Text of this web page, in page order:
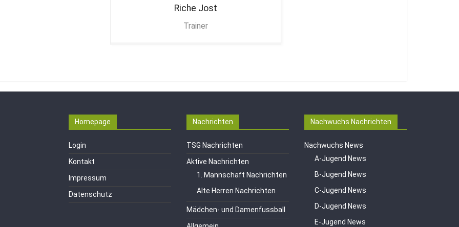
Riche Jost
Trainer
Homepage
Login
Kontakt
Impressum
Datenschutz
Nachrichten
TSG Nachrichten
Aktive Nachrichten
1. Mannschaft Nachrichten
Alte Herren Nachrichten
Mädchen- und Damenfussball
Nachwuchs Nachrichten
Nachwuchs News
A-Jugend News
B-Jugend News
C-Jugend News
D-Jugend News
E-Jugend News